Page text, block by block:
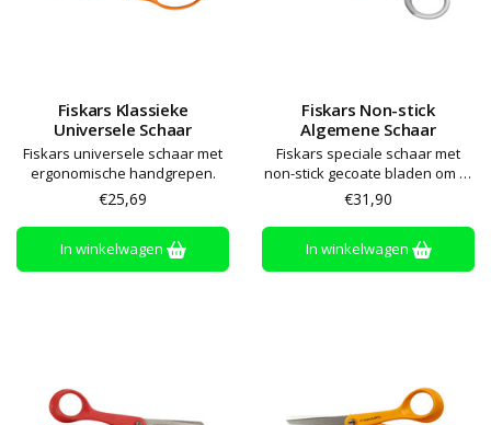
Fiskars Klassieke
Universele Schaar
Fiskars universele schaar met
ergonomische handgrepen.
€25,69
In winkelwagen
Fiskars Non-stick
Algemene Schaar
Fiskars speciale schaar met
non-stick gecoate bladen om te
voorkomen dat lijm blijft
plakken aan de bladen
€31,90
In winkelwagen